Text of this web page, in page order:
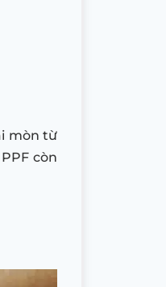
mòn từ
còn